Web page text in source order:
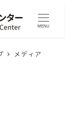
MENU
メディア